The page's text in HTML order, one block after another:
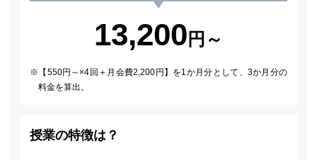
13,200 円～
【550円～×4回＋月会費2,200円】を1か月分として、3か月分の
料金を算出。
授業の特徴は？